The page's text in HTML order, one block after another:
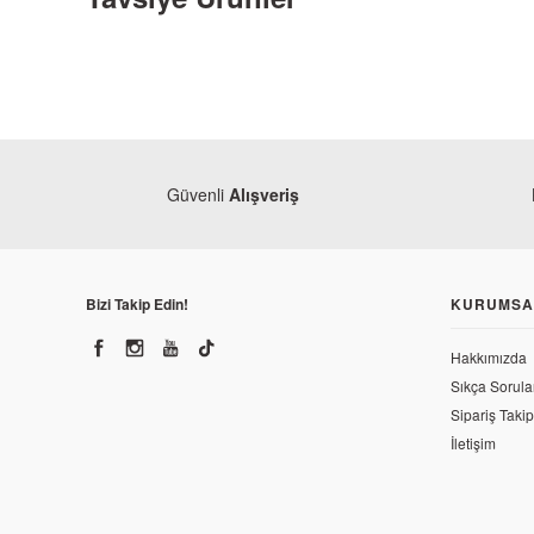
Honda
Honda CRF 250 L Yağ Süzgeci
Honda
Honda CRF
Güvenli Alışveriş
Bizi Takip Edin!
Hakkımızda
Sıkça
Sipariş Takip
İletişim